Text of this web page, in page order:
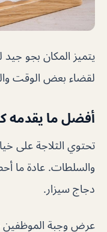
يتميز المكان بجو
لقضاء بعض الوقت
أفضل ما يقدمه
تحتوي الثلاجة على
والسلطات. عادة ما
دجاج سيزار.